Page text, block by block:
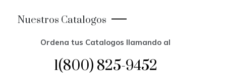
Nuestros Catalogos
Ordena tus Catalogos llamando al
1(800) 825-9452